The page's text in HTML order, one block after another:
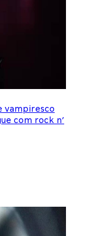
vampiresco
com rock n’